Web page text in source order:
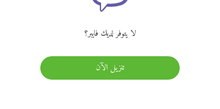
لا يتوفر لديك فايبر؟
تنزيل الآن